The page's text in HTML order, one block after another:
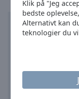
Klik på "Jeg
bedste
Alternativt kan
teknologier du
window.